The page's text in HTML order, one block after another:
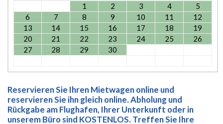
1
2 3 4
5
6
7 8 9 10 11
12
13
14 15 16 17 18
19
20
21 22 23 24 25
26
27
28 29 30
Reservieren Sie Ihren Mietwagen online und
reservieren Sie ihn gleich online. Abholung und
Rückgabe am Flughafen, Ihrer Unterkunft oder in
unserem Büro sind KOSTENLOS. Treffen Sie Ihre